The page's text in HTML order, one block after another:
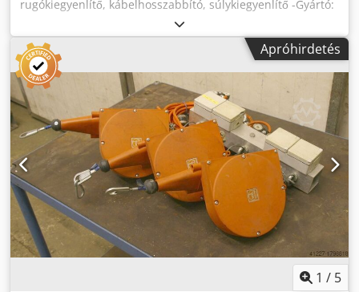
rugókiegyenlítő, kábelhosszabbító, súlykiegyenlítő -Gyártó:
Tecna, 9312-es típusú rugókiegyenlítő -Teherbírás: 1 - 2 kg
-Kötélhossz: 1600 mm -Létszám: 1x rugókiegyenlítő
kapható -Méretek: 200/110/H55 mm -O6 kgn. Crodpfxev U I
S So Ah Uef
Apróhirdetés
1 / 5